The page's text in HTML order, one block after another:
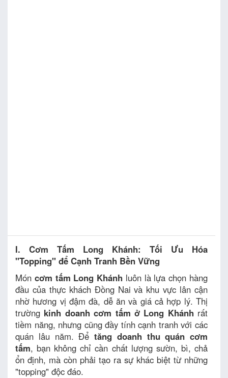
I. Cơm Tấm Long Khánh: Tối Ưu Hóa
"Topping" để Cạnh Tranh Bền Vững
Món cơm tấm Long Khánh luôn là lựa chọn hàng
đầu của thực khách Đồng Nai và khu vực lân cận
nhờ hương vị đậm đà, dễ ăn và giá cả hợp lý. Thị
trường kinh doanh cơm tấm ở Long Khánh rất
tiềm năng, nhưng cũng đầy tính cạnh tranh với các
quán lâu năm. Để tăng doanh thu quán cơm
tấm, bạn không chỉ cần chất lượng sườn, bì, chả
ổn định, mà còn phải tạo ra sự khác biệt từ những
"topping" độc đáo.